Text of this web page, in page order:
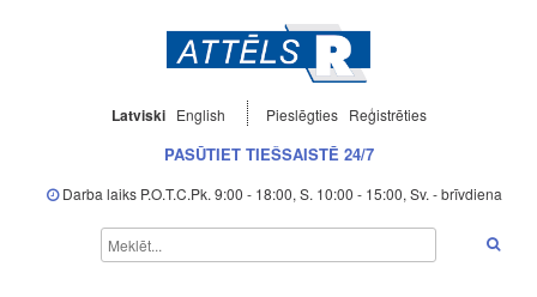
Latviski English Pieslēgties Reģistrēties
PASŪTIET TIEŠSAISTĒ 24/7
Darba laiks P.O.T.C.Pk. 9:00 - 18:00, S. 10:00 - 15:00, Sv. - brīvdiena